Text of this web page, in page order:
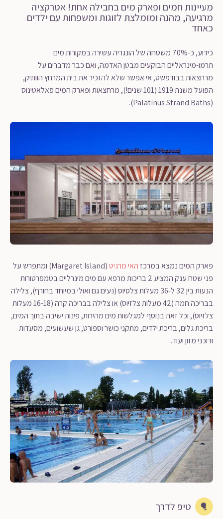
מעיינות חמים ופארק מים בחבילה אחת! אטרקציה
מרגיעה, מהנה ומומלצת לזוגות ומשפחות עם ילדים
כאחד
כידוע, כ-70% משטחה של הונגריה עשירה במקורות מים
תרמו-מינראליים הבוקעים מבטן האדמה, ואם כבר מדברים על
מרחצאות בבודפשט, אי אפשר שלא להזכיר את בית המרחץ הוותיק,
הפועל משנת 1919 (101 שנים!), מרחצאות ופארק המים פאלאטינוס
(Palatinus Strand Baths).
פארק המים נמצא במרכזהאי מרגיט
(Margaret Island) ומתפרש על
פני שטח ענק המציע 2 בריכות מרפא עם מים מינרליים בטמפרטורות
הנעות בין 32 ל-36 מעלות צלסיוס (נעים גם ואולי במיוחד בחורף), צלילה
בבריכה חמה (42 מעלות צלזיוס) או צלילה בבריכה קרה (16-18 מעלות
צלזיוס), וכל זאת בנוסף למגלשות מים מהירות, פינות ישיבה בתוך המים,
בריכת גלים, בריכת ילדים, מתקני כושר וספורט, גן שעשועים, מסעדות
ודוכני מזון ועוד.
טיפ לדרך